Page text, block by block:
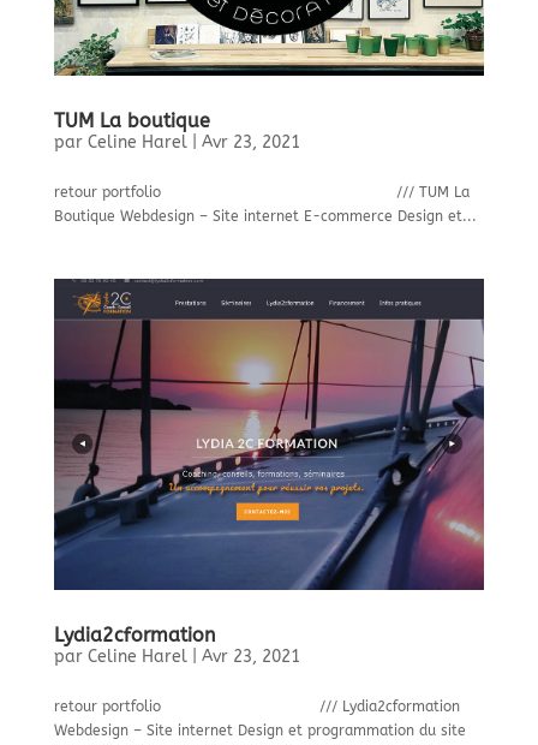
TUM La boutique
par Celine Harel| Avr 23, 2021
retour portfolio /// TUM La
Boutique Webdesign – Site internet E-commerce Design et...
Lydia2cformation
par Celine Harel| Avr 23, 2021
retour portfolio /// Lydia2cformation
Webdesign – Site internet Design et programmation du site